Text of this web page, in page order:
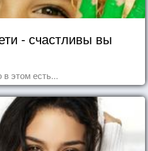
- счастливы вы
в этом есть...